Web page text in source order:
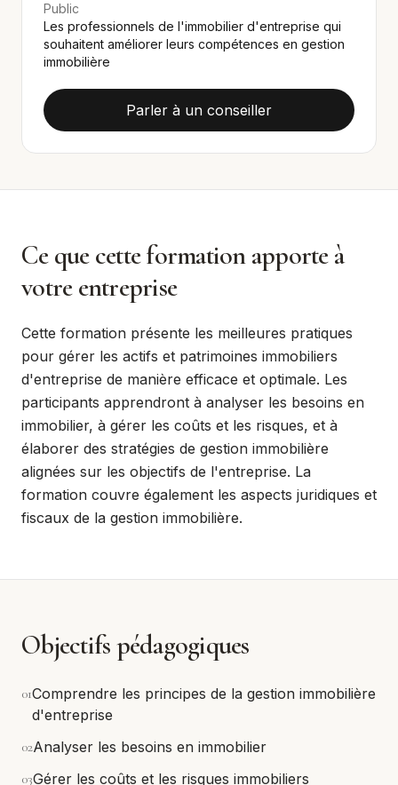
Public
Les professionnels de l'immobilier d'entreprise qui
souhaitent améliorer leurs compétences en gestion
immobilière
Parler à un conseiller
Ce que cette formation apporte à
votre entreprise
Cette formation présente les meilleures pratiques
pour gérer les actifs et patrimoines immobiliers
d'entreprise de manière efficace et optimale. Les
participants apprendront à analyser les besoins en
immobilier, à gérer les coûts et les risques, et à
élaborer des stratégies de gestion immobilière
alignées sur les objectifs de l'entreprise. La
formation couvre également les aspects juridiques et
fiscaux de la gestion immobilière.
Objectifs pédagogiques
01Comprendre les principes de la gestion immobilière
d'entreprise
02Analyser les besoins en immobilier
03Gérer les coûts et les risques immobiliers